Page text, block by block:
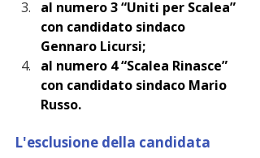
al numero 3 “Uniti per Scalea”
con candidato sindaco
Gennaro Licursi;
al numero 4 “Scalea Rinasce”
con candidato sindaco Mario
Russo.
L'esclusione della candidata